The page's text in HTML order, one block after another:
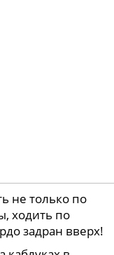
не только по
ходить по
задран вверх!